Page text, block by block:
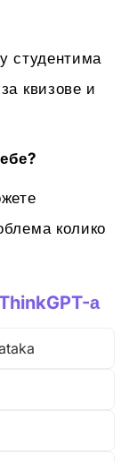
студентима
квизове и
колико
а